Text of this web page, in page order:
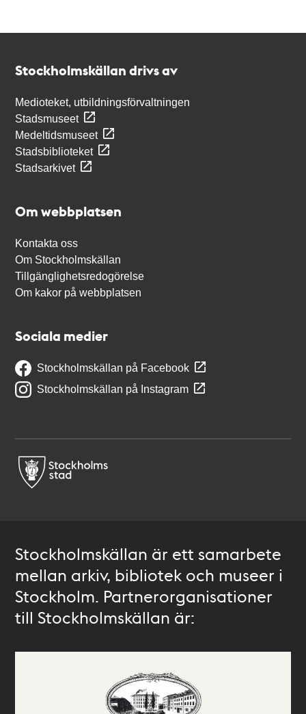
Stockholmskällan drivs av
Medioteket, utbildningsförvaltningen
Stadsmuseet
Medeltidsmuseet
Stadsbiblioteket
Stadsarkivet
Om webbplatsen
Kontakta oss
Om Stockholmskällan
Tillgänglighetsredogörelse
Om kakor på webbplatsen
Sociala medier
Stockholmskällan på Facebook
Stockholmskällan på Instagram
Stockholmskällan är ett samarbete
mellan arkiv, bibliotek och museer i
Stockholm. Partnerorganisationer
till Stockholmskällan är: